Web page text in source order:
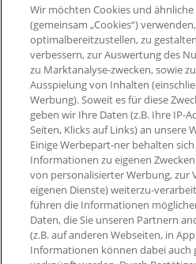
Extra-°Punkte, Angebote &
mehr
Wir möchten Cookies und
(gemeinsam „Cookies“)
optimalbereitzustellen, zu
verbessern, zur Auswertung des
zu Marktanalyse-zwecken, sowie
Ausspielung von Inhalten
Werbung). Soweit es für diese
geben wir Ihre Daten (z.B. Ihre IP-
Seiten, Klicks auf Links) an unsere
Einige Werbepart-ner behalten
Informationen zu eigenen
von personalisierter Werbung, zur
eigenen Dienste) weiterzu-
führen die Informationen
Daten, die Sie unseren Partnern
(z.B. auf anderen Webseiten, in
Informationen können dabei auch